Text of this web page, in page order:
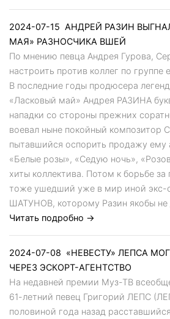
2024-07-15 АНДРЕЙ РАЗИН
МАЯ» РАЗНОСЧИКА ВШЕЙ
По мнению певца Андрея Гурова,
настроить против коллег по группе
В последние годы продюсера
«Ласковый май» Андрея РАЗИНА
нападки со стороны прежних
воевал ныне покойный композитор
пытавшийся оспорить продажу ему
«Белые розы», «Седую ночь»,
хиты коллектива. Потом к борьбе
тоже ушедший уже в мир иной экс-
ШАТУНОВ, которому Разин якобы не
Читать подробно →
2024-07-08 «НЕВЕСТУ» ЛЕПСА
ЧЕРЕЗ ЭСКОРТ-АГЕНТСТВО
На недавней премии Муз-ТВ
61-летний певец Григорий ЛЕПС
половиной года назад